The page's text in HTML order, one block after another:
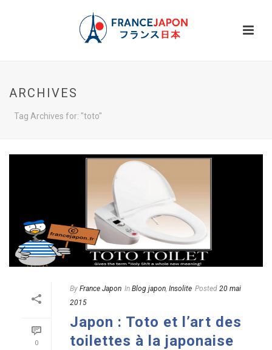
ARCHIVES
Tag Archives for: "toto"
0
By France Japon In Blog japon Insolite Posted 20 mai
2015
Japon : Toto et l’art des
toilettes à la japonaise